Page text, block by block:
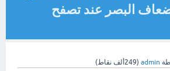
البصر عند تصفح
admin
(249ألف نقاط)